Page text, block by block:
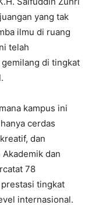
yang tak
ilmu di ruang
telah
di tingkat
kampus ini
cerdas
dan
dan
78
tingkat
internasional.